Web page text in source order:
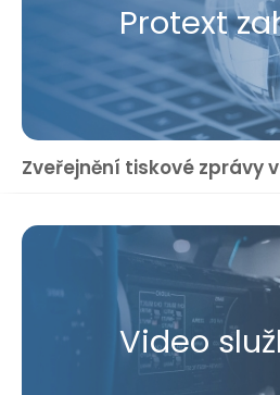
Protext
Zveřejnění tiskové zprávy
Video